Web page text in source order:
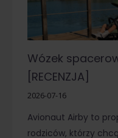
Wózek
[RECENZJA]
2026-07-16
Avionaut Airby to
rodziców, którzy